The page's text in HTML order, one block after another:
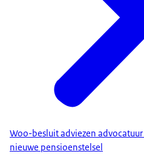
Woo-besluit adviezen
nieuwe pensioenstelsel